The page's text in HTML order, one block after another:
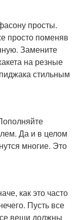
просты.
просто поменяв
Замените
на резные
стильным
Да и в целом
многие. Это
как это часто
Пусть все
вещи должны